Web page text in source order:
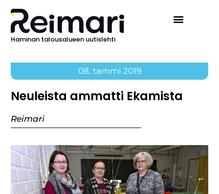
Haminan talousalueen uutislehti
08. tammi 2019
Neuleista ammatti Ekamista
Reimari